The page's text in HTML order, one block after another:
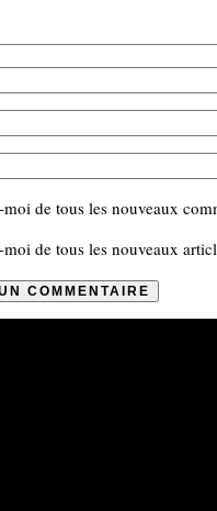
moi de tous les nouveaux
moi de tous les nouveaux